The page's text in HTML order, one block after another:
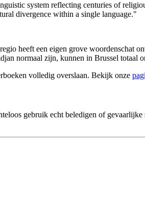
system reflecting centuries of
divergence within a single language."
heeft een eigen grove woordenschat
normaal zijn, kunnen in Brussel totaal
volledig overslaan. Bekijk onze
gebruik echt beledigen of